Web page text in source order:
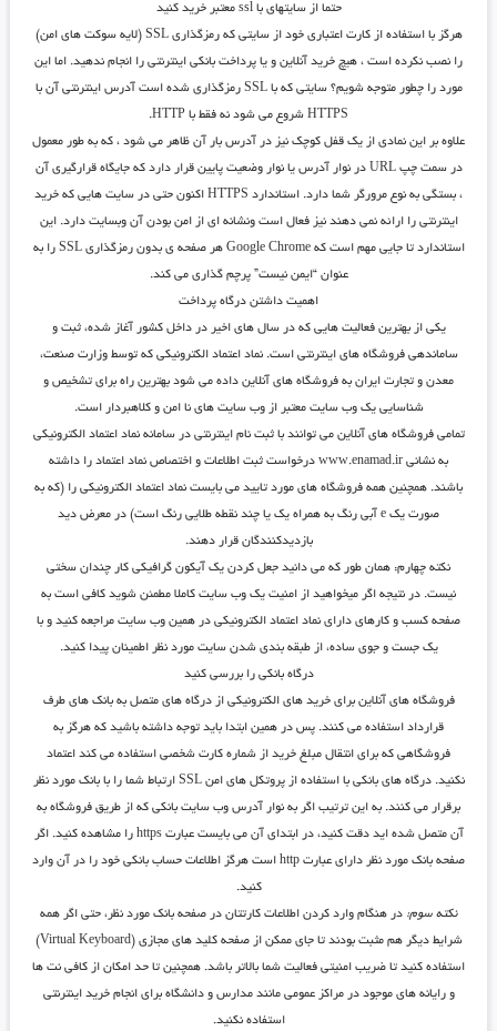
حتما از سایتهای با ssl معتبر خرید کنید
هرگز با استفاده از کارت اعتباری خود از سایتی که رمزگذاری SSL (لایه سوکت های امن)
را نصب نکرده است ، هیچ خرید آنلاین و یا پرداخت بانکی اینترنتی را انجام ندهید. اما این
مورد را چطور متوجه شویم؟ سایتی که با SSL رمزگذاری شده است آدرس اینترنتی آن با
HTTPS شروع می شود نه فقط با HTTP.
علاوه بر این نمادی از یک قفل کوچک نیز در آدرس بار آن ظاهر می شود ، که به طور معمول
در سمت چپ URL در نوار آدرس یا نوار وضعیت پایین قرار دارد که جایگاه قرارگیری آن
، بستگی به نوع مرورگر شما دارد. استاندارد HTTPS اکنون حتی در سایت هایی که خرید
اینترنتی را ارائه نمی دهند نیز فعال است ونشانه ای از امن بودن آن وبسایت دارد. این
استاندارد تا جایی مهم است که Google Chrome هر صفحه ی بدون رمزگذاری SSL را به
عنوان “ایمن نیست” پرچم گذاری می کند.
اهمیت داشتن درگاه پرداخت
یکی از بهترین فعالیت هایی که در سال های اخیر در داخل کشور آغاز شده، ثبت و
ساماندهی فروشگاه های اینترنتی است. نماد اعتماد الکترونیکی که توسط وزارت صنعت،
معدن و تجارت ایران به فروشگاه های آنلاین داده می شود بهترین راه برای تشخیص و
شناسایی یک وب سایت معتبر از وب سایت های نا امن و کلاهبردار است.
تمامی فروشگاه های آنلاین می توانند با ثبت نام اینترنتی در سامانه نماد اعتماد الکترونیکی
به نشانی www.enamad.ir درخواست ثبت اطلاعات و اختصاص نماد اعتماد را داشته
باشند. همچنین همه فروشگاه های مورد تایید می بایست نماد اعتماد الکترونیکی را (که به
صورت یک e آبی رنگ به همراه یک یا چند نقطه طلایی رنگ است) در معرض دید
بازدیدکنندگان قرار دهند.
نکته چهارم: همان طور که می دانید جعل کردن یک آیکون گرافیکی کار چندان سختی
نیست. در نتیجه اگر میخواهید از امنیت یک وب سایت کاملا مطمئن شوید کافی است به
صفحه کسب و کارهای دارای نماد اعتماد الکترونیکی در همین وب سایت مراجعه کنید و با
یک جست و جوی ساده، از طبقه بندی شدن سایت مورد نظر اطمینان پیدا کنید.
درگاه بانکی را بررسی کنید
فروشگاه های آنلاین برای خرید های الکترونیکی از درگاه های متصل به بانک های طرف
قرارداد استفاده می کنند. پس در همین ابتدا باید توجه داشته باشید که هرگز به
فروشگاهی که برای انتقال مبلغ خرید از شماره کارت شخصی استفاده می کند اعتماد
نکنید. درگاه های بانکی با استفاده از پروتکل های امن SSL ارتباط شما را با بانک مورد نظر
برقرار می کنند. به این ترتیب اگر به نوار آدرس وب سایت بانکی که از طریق فروشگاه به
آن متصل شده اید دقت کنید، در ابتدای آن می بایست عبارت https را مشاهده کنید. اگر
صفحه بانک مورد نظر دارای عبارت http است هرگز اطلاعات حساب بانکی خود را در آن وارد
کنید.
نکته سوم: در هنگام وارد کردن اطلاعات کارتتان در صفحه بانک مورد نظر، حتی اگر همه
شرایط دیگر هم مثبت بودند تا جای ممکن از صفحه کلید های مجازی (Virtual Keyboard)
استفاده کنید تا ضریب امنیتی فعالیت شما بالاتر باشد. همچنین تا حد امکان از کافی نت ها
و رایانه های موجود در مراکز عمومی مانند مدارس و دانشگاه برای انجام خرید اینترنتی
استفاده نکنید.